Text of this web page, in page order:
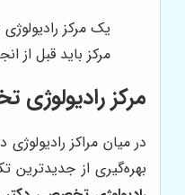
یک مرکز
مرکز باید قبل از
مرکز رادیولوژی
در میان مراکز رادیولوژی
بهره‌گیری از